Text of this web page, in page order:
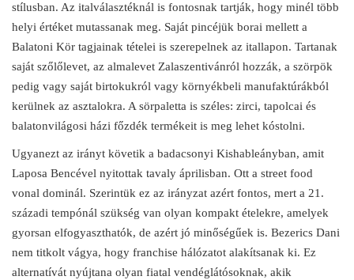
stílusban. Az italválasztéknál is fontosnak tartják, hogy minél több
helyi értéket mutassanak meg. Saját pincéjük borai mellett a
Balatoni Kör tagjainak tételei is szerepelnek az itallapon. Tartanak
saját szőlőlevet, az almalevet Zalaszentivánról hozzák, a szörpök
pedig vagy saját birtokukról vagy környékbeli manufaktúrákból
kerülnek az asztalokra. A sörpaletta is széles: zirci, tapolcai és
balatonvilágosi házi főzdék termékeit is meg lehet kóstolni.
Ugyanezt az irányt követik a badacsonyi Kishableányban, amit
Laposa Bencével nyitottak tavaly áprilisban. Ott a street food
vonal dominál. Szerintük ez az irányzat azért fontos, mert a 21.
századi tempónál szükség van olyan kompakt ételekre, amelyek
gyorsan elfogyaszthatók, de azért jó minőségűek is. Bezerics Dani
nem titkolt vágya, hogy franchise hálózatot alakítsanak ki. Ez
alternatívát nyújtana olyan fiatal vendéglátósoknak, akik